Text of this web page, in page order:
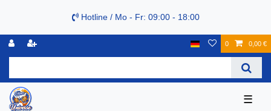
Hotline / Mo - Fr: 09:00 - 18:00
0 0,00 €
☰